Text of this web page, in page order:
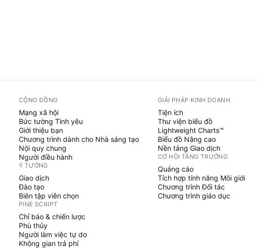
CỘNG ĐỒNG
Mạng xã hội
Bức tường Tình yêu
Giới thiệu bạn
Chương trình dành cho Nhà sáng tạo
Nội quy chung
Người điều hành
Ý TƯỞNG
Giao dịch
Đào tạo
Biên tập viên chọn
PINE SCRIPT
Chỉ báo & chiến lược
Phù thủy
Người làm việc tự do
Không gian trả phí
GIẢI PHÁP KINH DOANH
Tiện ích
Thư viện biểu đồ
Lightweight Charts™
Biểu đồ Nâng cao
Nền tảng Giao dịch
CƠ HỘI TĂNG TRƯỞNG
Quảng cáo
Tích hợp tính năng Môi giới
Chương trình Đối tác
Chương trình giáo dục